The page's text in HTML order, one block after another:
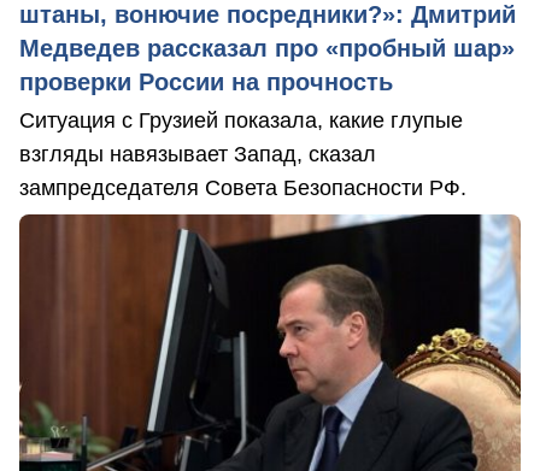
штаны, вонючие посредники?»: Дмитрий
Медведев рассказал про «пробный шар»
проверки России на прочность
Ситуация с Грузией показала, какие глупые
взгляды навязывает Запад, сказал
зампредседателя Совета Безопасности РФ.